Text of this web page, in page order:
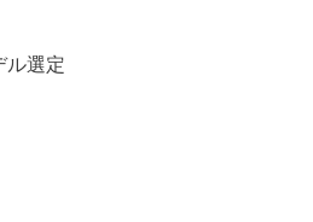
ル選定